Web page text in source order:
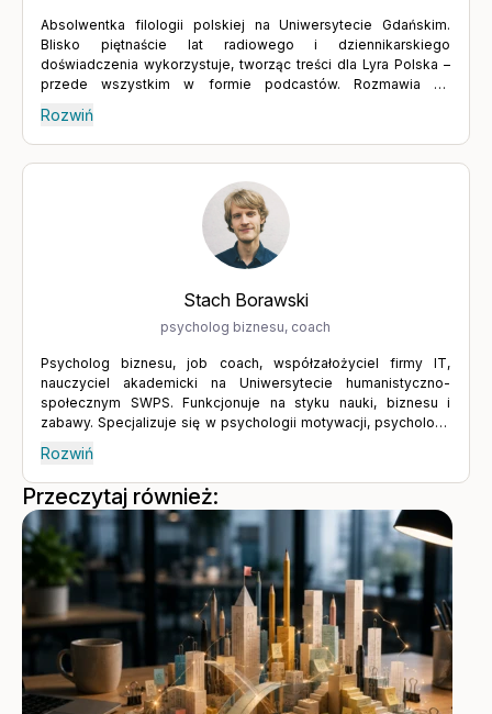
Absolwentka filologii polskiej na Uniwersytecie Gdańskim.
Blisko piętnaście lat radiowego i dziennikarskiego
doświadczenia wykorzystuje, tworząc treści dla Lyra Polska –
przede wszystkim w formie podcastów. Rozmawia ze
siebie i odzyskać równowagę. Wierzy w moc słowa oraz w
dialog, który prowadzi do głębszego poznania drugiego
człowieka, ale także samego siebie. Podejmowanie trudnych
tematów wymaga odwagi i gotowości do konfrontacji z
własnymi słabościami oraz niepewnością – ale warto to robić.
Wyrażanie tego, czego naprawdę chcemy, aktywne słuchanie i
budowanie relacji poprzez wymianę myśli prowadzą do
rozwoju, a rozwój to jeden z kluczy do spełnienia.
Rozwiń
Stach Borawski
psycholog biznesu, coach
Psycholog biznesu, job coach, współzałożyciel firmy IT,
nauczyciel akademicki na Uniwersytecie humanistyczno-
społecznym SWPS. Funkcjonuje na styku nauki, biznesu i
zabawy. Specjalizuje się w psychologii motywacji, psychologii
odkryć nauki żyć lepiej i działać skuteczniej. Wychodzi z
założenia, że ważna jest wiedza oraz umiejętności. Dba o to,
aby przekazywane treści miały solidne naukowe podstawy.
Twórca Kart Akcji Życiowych – narzędzia opartego na
gamifikacji, które pomaga w motywowaniu się i podejmowaniu
decyzji co robić. W wolnym czasie czyta książki i chodzi na
długie spacery.
Rozwiń
Przeczytaj również: